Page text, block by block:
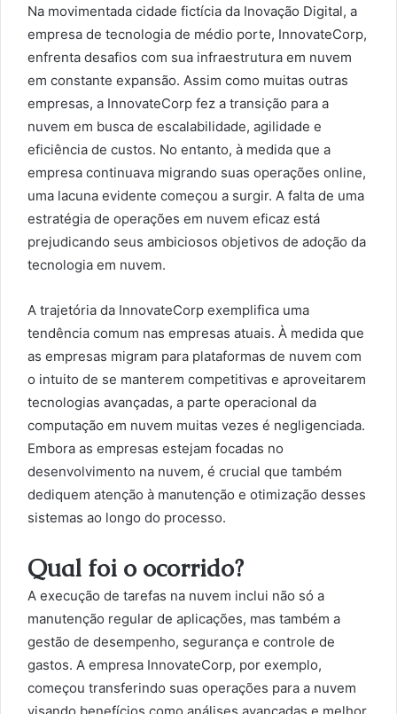
Na movimentada cidade fictícia da Inovação Digital, a
empresa de tecnologia de médio porte, InnovateCorp,
enfrenta desafios com sua infraestrutura em nuvem
em constante expansão. Assim como muitas outras
empresas, a InnovateCorp fez a transição para a
nuvem em busca de escalabilidade, agilidade e
eficiência de custos. No entanto, à medida que a
empresa continuava migrando suas operações online,
uma lacuna evidente começou a surgir. A falta de uma
estratégia de operações em nuvem eficaz está
prejudicando seus ambiciosos objetivos de adoção da
tecnologia em nuvem.
A trajetória da InnovateCorp exemplifica uma
tendência comum nas empresas atuais. À medida que
as empresas migram para plataformas de nuvem com
o intuito de se manterem competitivas e aproveitarem
tecnologias avançadas, a parte operacional da
computação em nuvem muitas vezes é negligenciada.
Embora as empresas estejam focadas no
desenvolvimento na nuvem, é crucial que também
dediquem atenção à manutenção e otimização desses
sistemas ao longo do processo.
Qual foi o ocorrido?
A execução de tarefas na nuvem inclui não só a
manutenção regular de aplicações, mas também a
gestão de desempenho, segurança e controle de
gastos. A empresa InnovateCorp, por exemplo,
começou transferindo suas operações para a nuvem